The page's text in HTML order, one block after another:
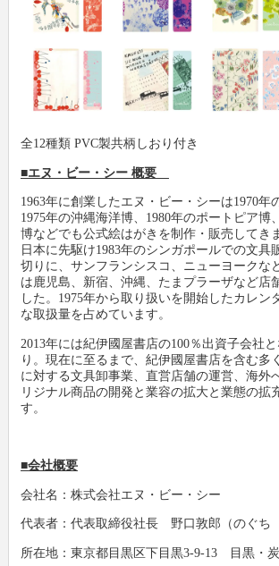
全12種類 PVC製共柄しおり付き
■エヌ・ビー・シー 概要
1963年に創業したエヌ・ビー・シーは1970年
1975年の沖縄海洋博、1980年のポートピア博
博などでも公式絵はがきを制作・販売してき
日本に先駆け1983年のシンガポールでの文具
切りに、サンフランシスコ、ニューヨークな
は鹿児島、新宿、沖縄、たまプラーザなど店
した。1975年から取り扱いを開始したカレン
な取扱量を占めています。
2013年には紀伊國屋書店の100％出資子会社
り。現在に至るまで、紀伊國屋書店を含む多
に対する文具卸事業、直営店舗の運営、海外
リジナル商品の開発と業容の拡大と業態の拡
す。
■会社概要
会社名：株式会社エヌ・ビー・シー
代表者：代表取締役社長 野口敦郎（のぐち
所在地：東京都目黒区下目黒3-9-13 目黒・